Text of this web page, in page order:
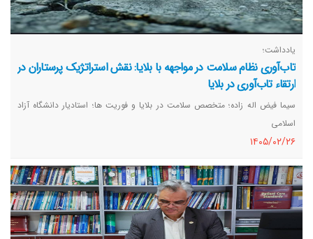
یادداشت؛
تاب‌آوری نظام سلامت در مواجهه با بلایا: نقش استراتژیک پرستاران در
ارتقاء تاب‌آوری در بلایا
سیما فیض اله زاده؛ متخصص سلامت در بلایا و فوریت ها؛ استادیار دانشگاه آزاد
اسلامی
١٤٠٥/٠٢/٢٦